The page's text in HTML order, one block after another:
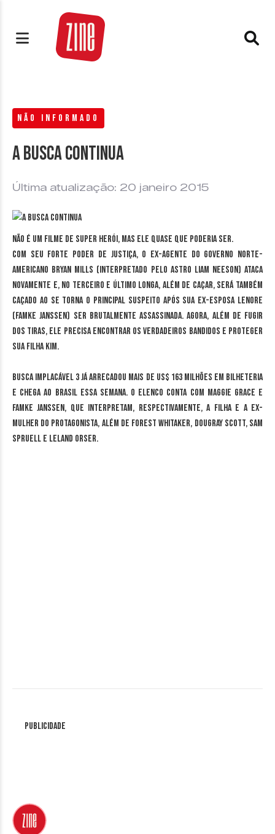
NÃO INFORMADO
A busca continua
Última atualização: 20 janeiro 2015
Não é um filme de super herói, mas ele quase que poderia ser.
Com seu forte poder de justiça, o ex-agente do governo norte-
americano Bryan Mills (interpretado pelo astro Liam Neeson) ataca
novamente e, no terceiro e último longa, além de caçar, será também
caçado ao se torna o principal suspeito após sua ex-esposa Lenore
(Famke Janssen) ser brutalmente assassinada. Agora, além de fugir
dos tiras, ele precisa encontrar os verdadeiros bandidos e proteger
sua filha Kim.
Busca Implacável 3 já arrecadou mais de US$ 163 milhões em bilheteria
e chega ao Brasil essa semana. O elenco conta com Maggie Grace e
Famke Janssen, que interpretam, respectivamente, a filha e a ex-
mulher do protagonista, além de Forest Whitaker, Dougray Scott, Sam
Spruell e Leland Orser.
Publicidade